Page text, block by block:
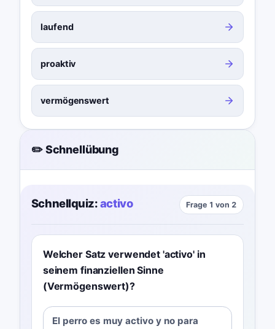
laufend
proaktiv
vermögenswert
✏️ Schnellübung
Schnellquiz:activo Frage 1 von 2
Welcher Satz verwendet 'activo' in
seinem finanziellen Sinne
(Vermögenswert)?
El perro es muy activo y no para